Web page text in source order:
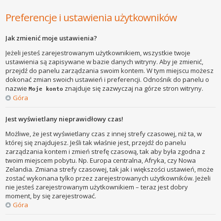
Preferencje i ustawienia użytkowników
Jak zmienić moje ustawienia?
Jeżeli jesteś zarejestrowanym użytkownikiem, wszystkie twoje
ustawienia są zapisywane w bazie danych witryny. Aby je zmienić,
przejdź do panelu zarządzania swoim kontem. W tym miejscu możesz
dokonać zmian swoich ustawień i preferencji. Odnośnik do panelu o
nazwieMoje konto znajduje się zazwyczaj na górze stron witryny.
Góra
Jest wyświetlany nieprawidłowy czas!
Możliwe, że jest wyświetlany czas z innej strefy czasowej, niż ta, w
której się znajdujesz. Jeśli tak właśnie jest, przejdź do panelu
zarządzania kontem i zmień strefę czasową, tak aby była zgodna z
twoim miejscem pobytu. Np. Europa centralna, Afryka, czy Nowa
Zelandia. Zmiana strefy czasowej, tak jak i większości ustawień, może
zostać wykonana tylko przez zarejestrowanych użytkowników. Jeżeli
nie jesteś zarejestrowanym użytkownikiem – teraz jest dobry
moment, by się zarejestrować.
Góra